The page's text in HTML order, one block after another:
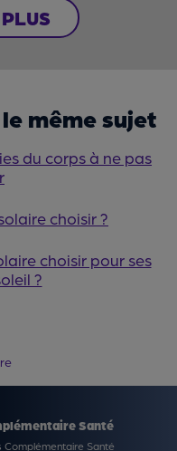
PLUS
même sujet
du corps à ne pas
choisir ?
choisir pour ses
?
Santé
Complémentaire Santé